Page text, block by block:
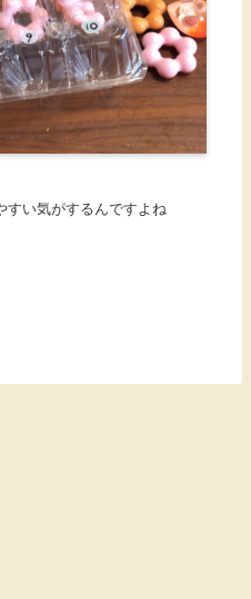
すい気がするんですよね